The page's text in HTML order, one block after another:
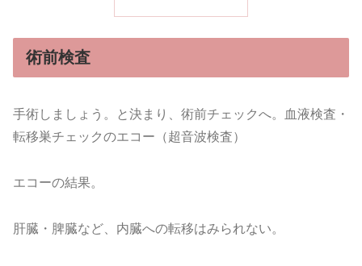
術前検査
手術しましょう。と決まり、術前チェックへ。血液検査・
転移巣チェックのエコー（超音波検査）
エコーの結果。
肝臓・脾臓など、内臓への転移はみられない。